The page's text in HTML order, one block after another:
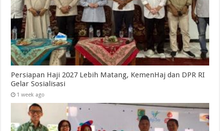
Persiapan Haji 2027 Lebih Matang, KemenHaj dan DPR RI
Gelar Sosialisasi
1 week ago